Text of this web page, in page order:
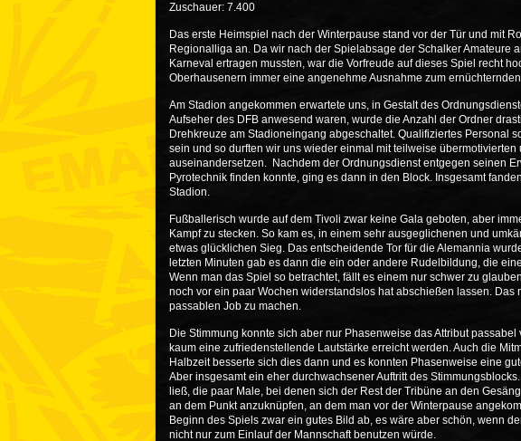
Zuschauer: 7.400
Das erste Heimspiel nach der Winterpause stand vor der Tür und mit
Regionalliga an. Da wir nach der Spielabsage der Schalker Amateure
Karneval ertragen mussten, war die Vorfreude auf dieses Spiel recht
Oberhausenern immer eine angenehme Ausnahme zum
Am Stadion angekommen erwartete uns, in Gestalt des
Aufseher des DFB anwesend waren, wurde die Anzahl der Ordner
Drehkreuze am Stadioneingang abgeschaltet. Qualifiziertes Personal
sein und so durften wir uns wieder einmal mit teilweise
auseinandersetzen. Nachdem der Ordnungsdienst entgegen seinen
Pyrotechnik finden konnte, ging es dann in den Block. Insgesamt
Stadion.
Fußballerisch wurde auf dem Tivoli zwar keine Gala geboten, aber
Kampf zu stecken. So kam es, in einem sehr ausgeglichenen und
etwas glücklichen Sieg. Das entscheidende Tor für die Alemannia
letzten Minuten gab es dann die ein oder andere Rudelbildung, die
Wenn man das Spiel so betrachtet, fällt es einem nur schwer zu
noch vor ein paar Wochen widerstandslos hat abschießen lassen.
passablen Job zu machen.
Die Stimmung konnte sich aber nur Phasenweise das Attribut
kaum eine zufriedenstellende Lautstärke erreicht werden. Auch die
Halbzeit besserte sich dies dann und es konnten Phasenweise eine
Aber insgesamt ein eher durchwachsener Auftritt des
ließ, die paar Male, bei denen sich der Rest der Tribüne an den
an dem Punkt anzuknüpfen, an dem man vor der Winterpause
Beginn des Spiels zwar ein gutes Bild ab, es wäre aber schön, wenn
nicht nur zum Einlauf der Mannschaft benutzen würde.